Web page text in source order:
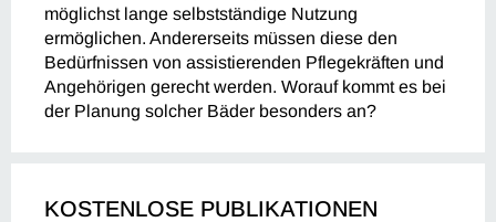
möglichst lange selbstständige Nutzung
ermöglichen. Andererseits müssen diese den
Bedürfnissen von assistierenden Pflegekräften und
Angehörigen gerecht werden. Worauf kommt es bei
der Planung solcher Bäder besonders an?
KOSTENLOSE PUBLIKATIONEN